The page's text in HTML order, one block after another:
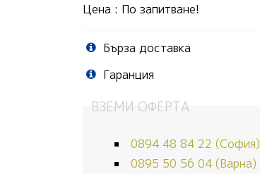
Цена : По запитване!
Бърза доставка
Гаранция
ВЗЕМИ ОФЕРТА
0894 48 84 22 (София)
0895 50 56 04 (Варна)